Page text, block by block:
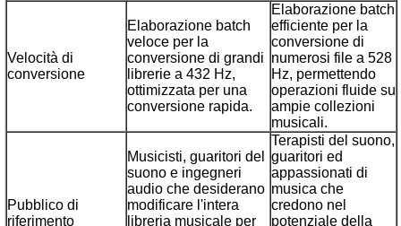
Velocità di
conversione
Elaborazione batch
veloce per la
conversione di grandi
librerie a 432 Hz,
ottimizzata per una
conversione rapida.
Elaborazione batch
efficiente per la
conversione di
numerosi file a 528
Hz, permettendo
operazioni fluide su
ampie collezioni
musicali.
Pubblico di
riferimento
Musicisti, guaritori del
suono e ingegneri
audio che desiderano
modificare l'intera
libreria musicale per
Terapisti del suono,
guaritori ed
appassionati di
musica che
credono nel
potenziale della